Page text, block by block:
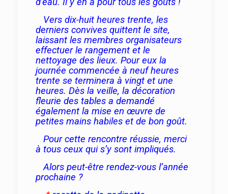
Vers dix-huit heures trente, les
derniers convives quittent le site,
laissant les membres organisateurs
effectuer le rangement et le
nettoyage des lieux. Pour eux la
journée commencée à neuf heures
trente se terminera à vingt et une
heures. Dès la veille, la décoration
fleurie des tables a demandé
également la mise en œuvre de
petites mains habiles et de bon goût.
Pour cette rencontre réussie, merci
à tous ceux qui s’y sont impliqués.
Alors peut-être rendez-vous l’année
prochaine ?